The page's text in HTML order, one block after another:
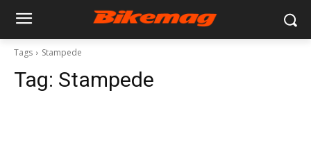
Tags Stampede
Tag: Stampede